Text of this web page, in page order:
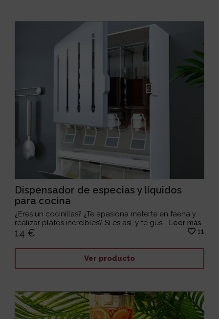
Dispensador de especias y líquidos
para cocina
¿Eres un cocinillas? ¿Te apasiona meterte en faena y
realizar platos increíbles? Si es así, y te gus... Leer más
14 € 11
Ver producto